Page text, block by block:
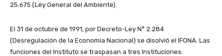
25.675 (Ley General del Ambiente).
El 31 de octubre de 1991, por Decreto-Ley N° 2.284
(Desregulación de la Economía Nacional) se disolvió el IFONA. Las
funciones del Instituto se traspasan a tres Instituciones: